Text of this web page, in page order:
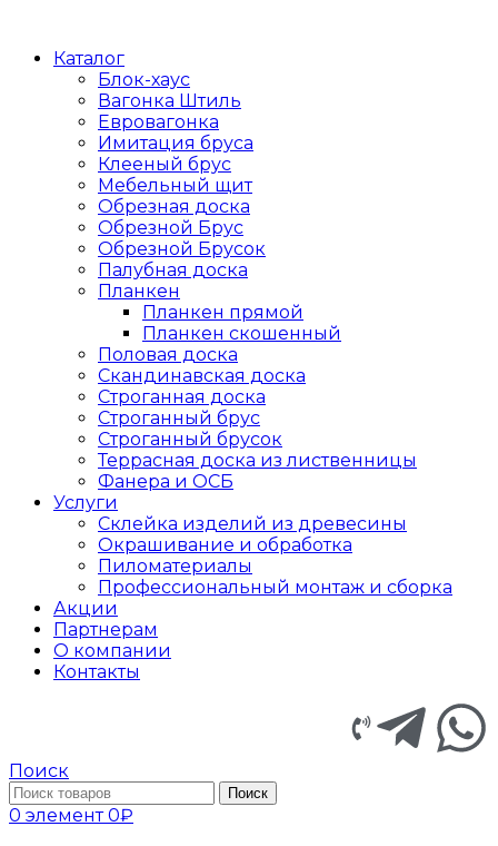
Каталог
Блок-хаус
Вагонка Штиль
Евровагонка
Имитация бруса
Клееный брус
Мебельный щит
Обрезная доска
Обрезной Брус
Обрезной Брусок
Палубная доска
Планкен
Планкен прямой
Планкен скошенный
Половая доска
Скандинавская доска
Строганная доска
Строганный брус
Строганный брусок
Террасная доска из лиственницы
Фанера и ОСБ
Услуги
Склейка изделий из древесины
Окрашивание и обработка
Пиломатериалы
Профессиональный монтаж и сборка
Акции
Партнерам
О компании
Контакты
Поиск
Поиск
0 элемент 0₽